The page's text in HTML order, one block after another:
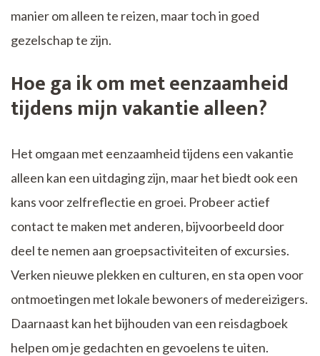
manier om alleen te reizen, maar toch in goed
gezelschap te zijn.
Hoe ga ik om met eenzaamheid
tijdens mijn vakantie alleen?
Het omgaan met eenzaamheid tijdens een vakantie
alleen kan een uitdaging zijn, maar het biedt ook een
kans voor zelfreflectie en groei. Probeer actief
contact te maken met anderen, bijvoorbeeld door
deel te nemen aan groepsactiviteiten of excursies.
Verken nieuwe plekken en culturen, en sta open voor
ontmoetingen met lokale bewoners of medereizigers.
Daarnaast kan het bijhouden van een reisdagboek
helpen om je gedachten en gevoelens te uiten.